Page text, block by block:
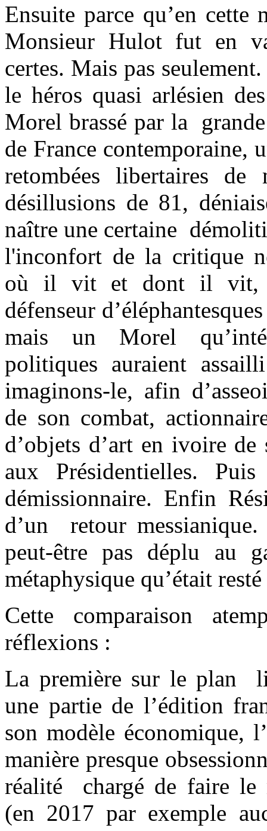
Ensuite parce qu’en cette
Monsieur Hulot fut en
certes. Mais pas
le héros quasi arlésien
Morel brassé par la
de France contemporaine,
retombées libertaires
désillusions de 81,
naître une certaine
l'inconfort de la critique
où il vit et dont il vit,
défenseur
mais un Morel
politiques auraient
imaginons-le, afin
de son combat,
d’objets d’art en ivoire de
aux Présidentielles.
démissionnaire. Enfin
d’un retour
peut-être pas déplu au
métaphysique qu’était
Cette comparaison
réflexions :
La première sur le plan
une partie de l’édition
son modèle économique,
manière presque
réalité
chargé de faire le
(en 2017 par exemple